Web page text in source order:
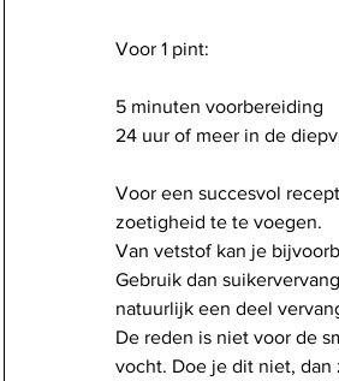
Voor 1 pint:
5 minuten voorbereiding
24 uur of meer in de
Voor een succesvol
zoetigheid te te voegen.
Van vetstof kan je
Gebruik dan
natuurlijk een deel
De reden is niet voor de
vocht. Doe je dit niet, dan